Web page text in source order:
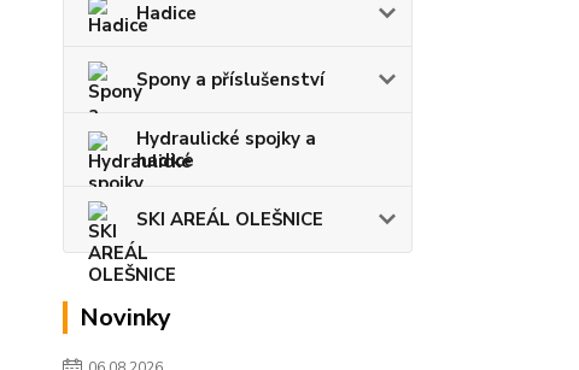
Hadice
Spony a příslušenství
Hydraulické spojky a
hadice
SKI AREÁL OLEŠNICE
Novinky